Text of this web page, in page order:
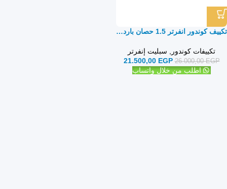
تكييف كوندور انفرتر 1.5 حصان بارد ساخن – سبليت
تكييفات كوندور سبليت إنفرتر
26.000,00EGP
21.500,00 EGP
اطلب من خلال واتساب